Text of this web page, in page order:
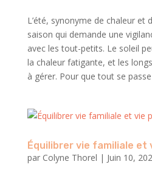
L’été, synonyme de chaleur et
saison qui demande une
avec les tout-petits. Le soleil
la chaleur fatigante, et les
à gérer. Pour que tout se passe
Équilibrer vie familiale et
par Colyne Thorel | Juin 10,